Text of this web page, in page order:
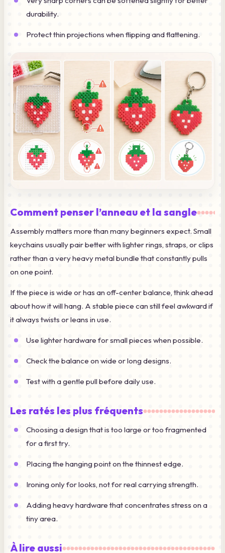
durability.
Protect thin projections when flipping and flattening.
Comment penser l’anneau et la sangle
Assembly matters more than many beginners expect. Small
keychains usually pair better with lighter rings, straps, or clips
rather than a very heavy metal bundle that constantly pulls
on one point.
If the piece is wide or has an off-center balance, think ahead
about how it will hang. A stable piece can still feel awkward if
it always twists or leans in use.
Use lighter hardware for small pieces when possible.
Check the balance on wide or long designs.
Test with a gentle pull before daily use.
Les ratés les plus fréquents
Choosing a design that is too large or too fragmented
for a first try.
Placing the hanging point on the thinnest edge.
Ironing only for looks, not for real carrying strength.
Adding heavy hardware that concentrates stress on a
tiny area.
À lire aussi